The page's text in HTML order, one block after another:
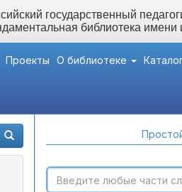
государственный
библиотека
Проекты О библиотеке